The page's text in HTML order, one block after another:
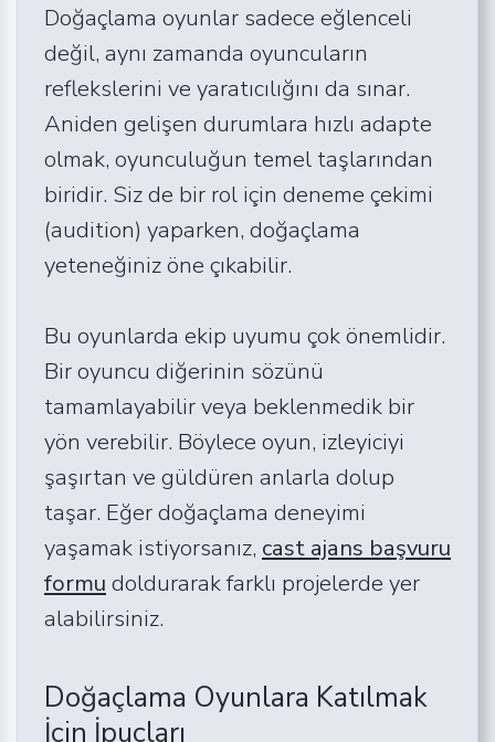
Doğaçlama oyunlar sadece eğlenceli
değil, aynı zamanda oyuncuların
reflekslerini ve yaratıcılığını da sınar.
Aniden gelişen durumlara hızlı adapte
olmak, oyunculuğun temel taşlarından
biridir. Siz de bir rol için deneme çekimi
(audition) yaparken, doğaçlama
yeteneğiniz öne çıkabilir.
Bu oyunlarda ekip uyumu çok önemlidir.
Bir oyuncu diğerinin sözünü
tamamlayabilir veya beklenmedik bir
yön verebilir. Böylece oyun, izleyiciyi
şaşırtan ve güldüren anlarla dolup
taşar. Eğer doğaçlama deneyimi
yaşamak istiyorsanız, cast ajans başvuru
formu doldurarak farklı projelerde yer
alabilirsiniz.
Doğaçlama Oyunlara Katılmak
İçin İpuçları